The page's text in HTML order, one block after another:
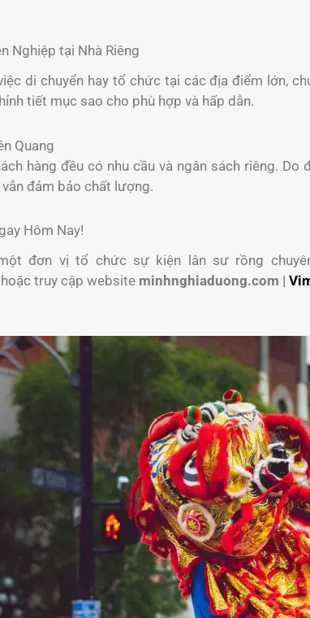
Nghiệp tại Nhà Riêng
di chuyển hay tổ chức tại các địa điểm lớn,
tiết mục sao cho phù hợp và hấp dẫn.
Quang
hàng đều có nhu cầu và ngân sách riêng.
vẫn đảm bảo chất lượng.
Hôm Nay!
đơn vị tổ chức sự kiện lân sư rồng
hoặc truy cập website minhnghiaduong.com |